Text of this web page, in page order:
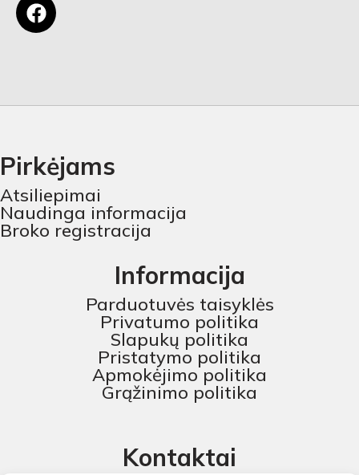
Pirkėjams
Atsiliepimai
Naudinga informacija
Broko registracija
Informacija
Parduotuvės taisyklės
Privatumo politika
Slapukų politika
Pristatymo politika
Apmokėjimo politika
Grąžinimo politika
Kontaktai